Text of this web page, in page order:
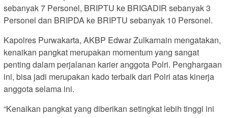
sebanyak 7 Personel, BRIPTU ke BRIGADIR sebanyak 3
Personel dan BRIPDA ke BRIPTU sebanyak 10 Personel.
Kapolres Purwakarta, AKBP Edwar Zulkarnain mengatakan,
kenaikan pangkat merupakan momentum yang sangat
penting dalam perjalanan karier anggota Polri. Penghargaan
ini, bisa jadi merupakan kado terbaik dari Polri atas kinerja
anggota selama ini.
“Kenaikan pangkat yang diberikan setingkat lebih tinggi ini